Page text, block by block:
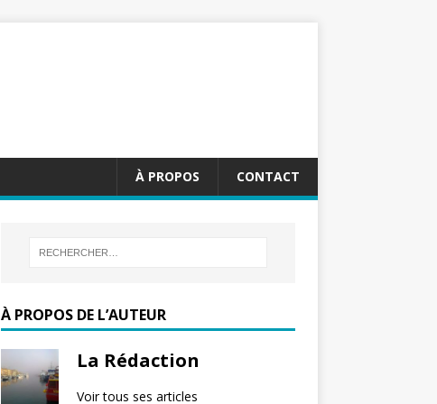
CONTACT
À PROPOS
À PROPOS DE L’AUTEUR
La Rédaction
Voir tous ses articles